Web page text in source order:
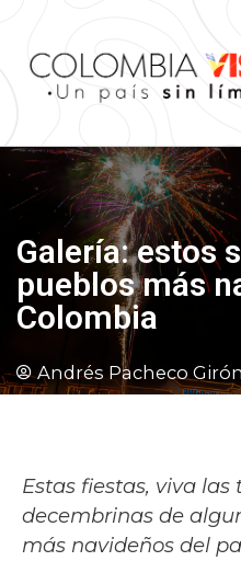
Galería: estos
pueblos más
Colombia
Andrés Pacheco Girón
Estas fiestas, viva las
decembrinas de
más navideños del